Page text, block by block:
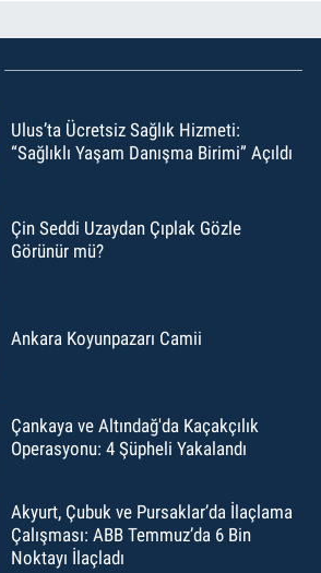
Ulus’ta Ücretsiz Sağlık Hizmeti:
“Sağlıklı Yaşam Danışma Birimi” Açıldı
Çin Seddi Uzaydan Çıplak Gözle
Görünür mü?
Ankara Koyunpazarı Camii
Çankaya ve Altındağ'da Kaçakçılık
Operasyonu: 4 Şüpheli Yakalandı
Akyurt, Çubuk ve Pursaklar’da İlaçlama
Çalışması: ABB Temmuz’da 6 Bin
Noktayı İlaçladı